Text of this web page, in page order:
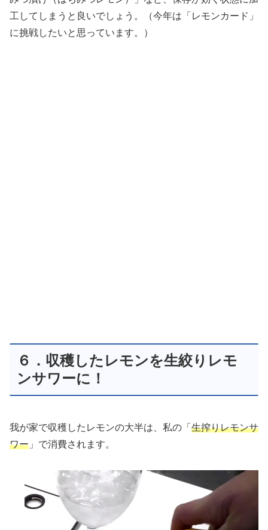
工してしまうと良いでしょう。（今年は「レモンカード」
に挑戦したいと思っています。）
６．収穫したレモンを生絞りレモ
ンサワーに！
我が家で収穫したレモンの大半は、私の「 生搾りレモンサ
ワー 」で消費されます。